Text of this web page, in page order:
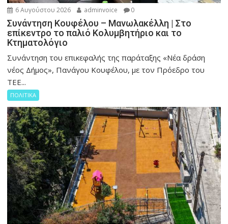
6 Αυγούστου 2026 adminvoice 0
Συνάντηση Κουφέλου – Μανωλακέλλη | Στο
επίκεντρο το παλιό Κολυμβητήριο και το
Κτηματολόγιο
Συνάντηση του επικεφαλής της παράταξης «Νέα δράση
νέος Δήμος», Πανάγου Κουφέλου, με τον Πρόεδρο του
ΤΕΕ...
ΠΟΛΙΤΙΚΑ